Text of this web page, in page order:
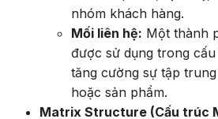
nhóm khách hàng.
Mối liên hệ: Một thành
được sử dụng trong
tăng cường sự tập
hoặc sản phẩm.
Matrix Structure (Cấu trúc